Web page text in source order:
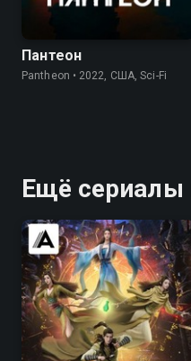
8.5 8.5
Пантеон
Pantheon • 2022, США, Sci-Fi
Ещё